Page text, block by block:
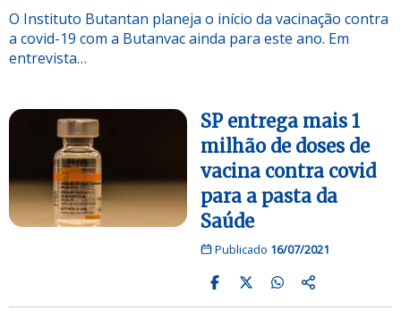
O Instituto Butantan planeja o início da vacinação contra
a covid-19 com a Butanvac ainda para este ano. Em
entrevista…
SP entrega mais 1
milhão de doses de
vacina contra covid
para a pasta da
Saúde
Publicado 16/07/2021